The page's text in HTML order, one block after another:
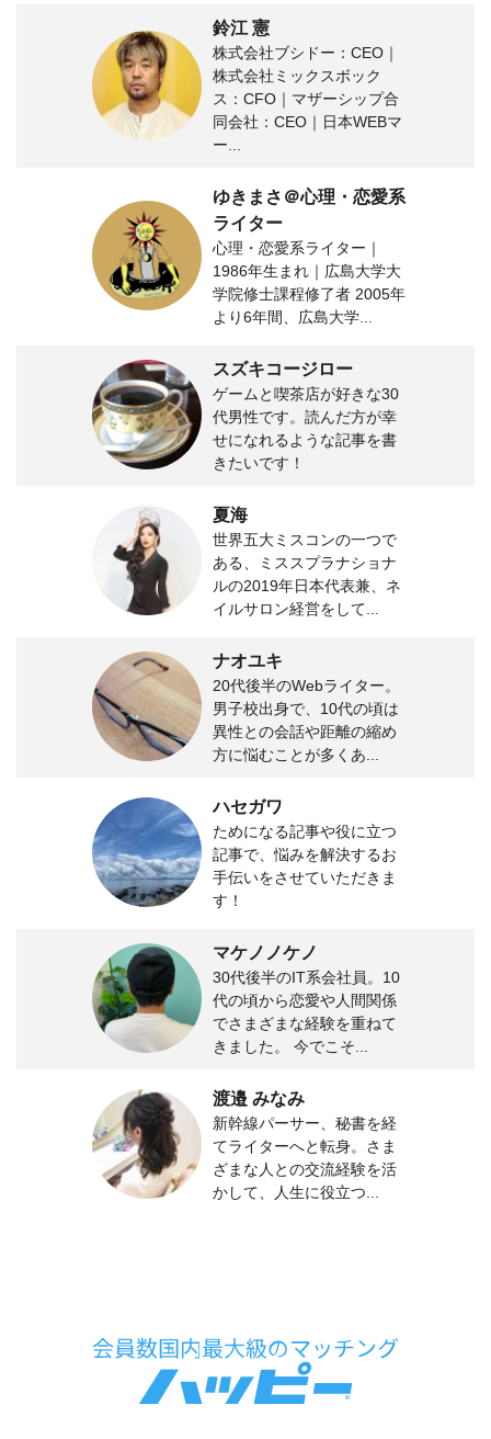
鈴江 憲
株式会社ブシドー：CEO｜
株式会社ミックスボック
ス：CFO｜マザーシップ合
同会社：CEO｜日本WEBマ
ー...
ゆきまさ＠心理・恋愛系
ライター
心理・恋愛系ライター｜
1986年生まれ｜広島大学大
学院修士課程修了者 2005年
より6年間、広島大学...
スズキコージロー
ゲームと喫茶店が好きな30
代男性です。読んだ方が幸
せになれるような記事を書
きたいです！
夏海
世界五大ミスコンの一つで
ある、ミススプラナショナ
ルの2019年日本代表兼、ネ
イルサロン経営をして...
ナオユキ
20代後半のWebライター。
男子校出身で、10代の頃は
異性との会話や距離の縮め
方に悩むことが多くあ...
ハセガワ
ためになる記事や役に立つ
記事で、悩みを解決するお
手伝いをさせていただきま
す！
マケノノケノ
30代後半のIT系会社員。10
代の頃から恋愛や人間関係
でさまざまな経験を重ねて
きました。 今でこそ...
渡邉 みなみ
新幹線パーサー、秘書を経
てライターへと転身。さま
ざまな人との交流経験を活
かして、人生に役立つ...